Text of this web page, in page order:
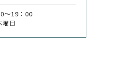
CVSTOS
〜19：00
曜日